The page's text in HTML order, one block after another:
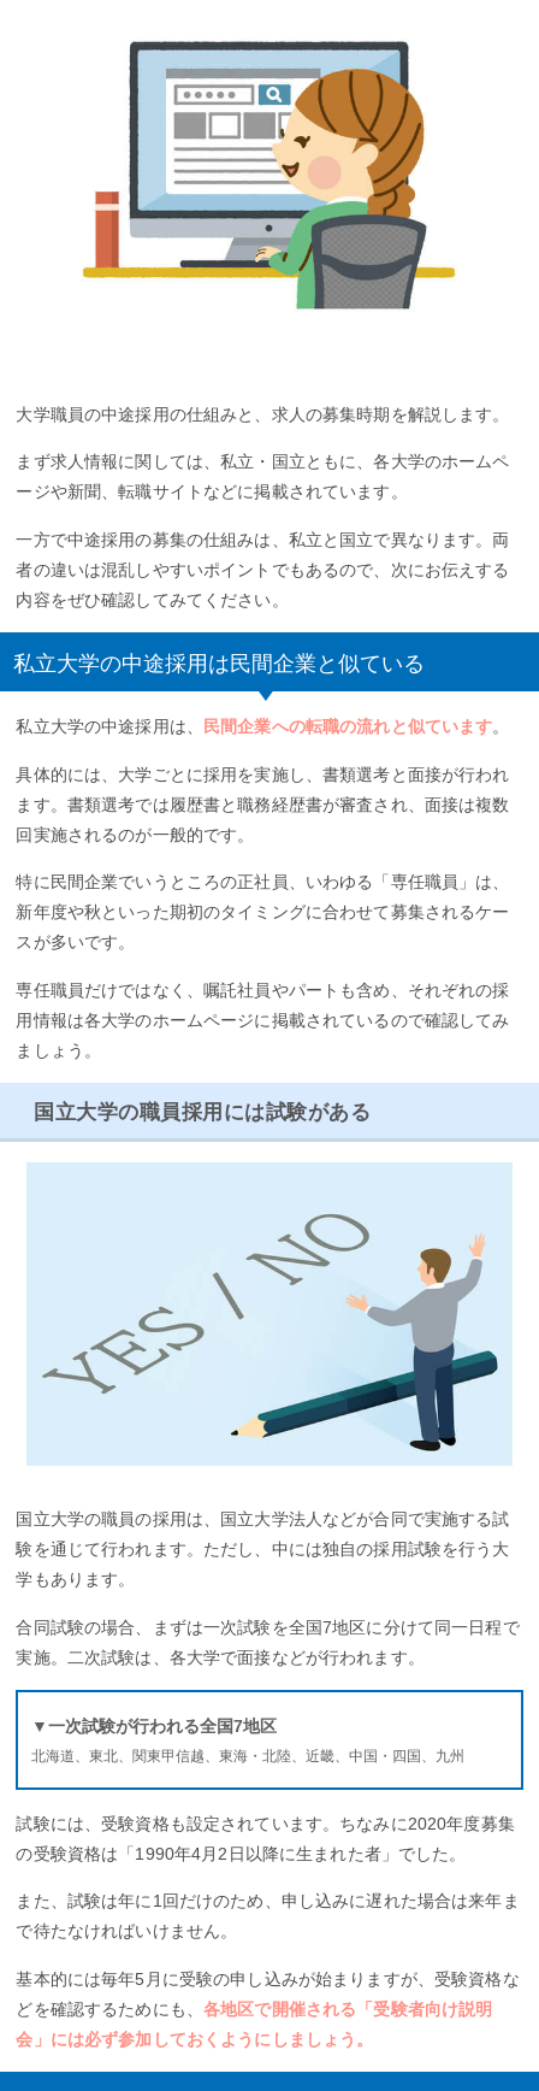
大学職員の中途採用の仕組みと、求人の募集時期を解説します。
まず求人情報に関しては、私立・国立ともに、各大学のホームペ
ージや新聞、転職サイトなどに掲載されています。
一方で中途採用の募集の仕組みは、私立と国立で異なります。両
者の違いは混乱しやすいポイントでもあるので、次にお伝えする
内容をぜひ確認してみてください。
私立大学の中途採用は民間企業と似ている
私立大学の中途採用は、 民間企業への転職の流れと似ています。
具体的には、大学ごとに採用を実施し、書類選考と面接が行われ
ます。書類選考では履歴書と職務経歴書が審査され、面接は複数
回実施されるのが一般的です。
特に民間企業でいうところの正社員、いわゆる「専任職員」は、
新年度や秋といった期初のタイミングに合わせて募集されるケー
スが多いです。
専任職員だけではなく、嘱託社員やパートも含め、それぞれの採
用情報は各大学のホームページに掲載されているので確認してみ
ましょう。
国立大学の職員採用には試験がある
国立大学の職員の採用は、国立大学法人などが合同で実施する試
験を通じて行われます。ただし、中には独自の採用試験を行う大
学もあります。
合同試験の場合、まずは一次試験を全国7地区に分けて同一日程で
実施。二次試験は、各大学で面接などが行われます。
▼一次試験が行われる全国7地区
北海道、東北、関東甲信越、東海・北陸、近畿、中国・四国、九州
試験には、受験資格も設定されています。ちなみに2020年度募集
の受験資格は「1990年4月2日以降に生まれた者」でした。
また、試験は年に1回だけのため、申し込みに遅れた場合は来年ま
で待たなければいけません。
基本的には毎年5月に受験の申し込みが始まりますが、受験資格な
どを確認するためにも、各地区で開催される「受験者向け説明
会」には必ず参加しておくようにしましょう。